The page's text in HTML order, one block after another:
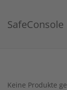
SafeConsole
Keine Produkte